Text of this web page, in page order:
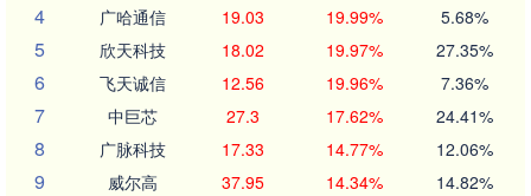
4 广哈通信 19.03 19.99% 5.68%
5 欣天科技 18.02 19.97% 27.35%
6 飞天诚信 12.56 19.96% 7.36%
7 中巨芯 27.3 17.62% 24.41%
8 广脉科技 17.33 14.77% 12.06%
9 威尔高 37.95 14.34% 14.82%